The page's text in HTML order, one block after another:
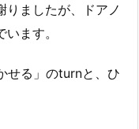
りましたが、ドアノ
ます。
せる」のturnと、ひ